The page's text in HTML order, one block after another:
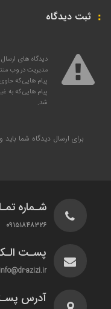
ثبت دیدگاه
دیدگاه های
مدیریت در وب
پیام هایی که
پیام هایی که به
شد.
برای ارسال دیدگاه شما باید
شـماره
۰۹۱۵۱۸۴۸۳۲۶
پسـت
info@dr-azizi.ir
آدرس